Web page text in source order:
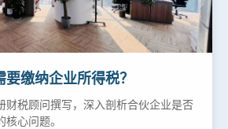
缴纳企业所得税？
财税顾问撰写，深入剖析合伙企业是否
心问题。